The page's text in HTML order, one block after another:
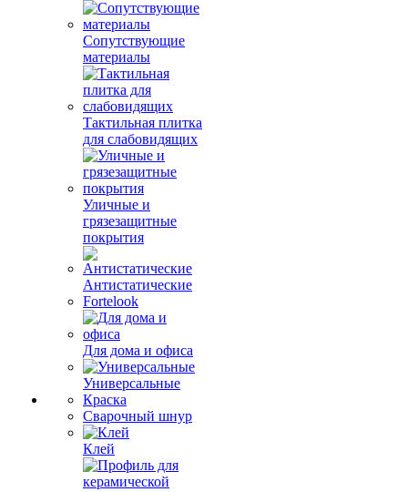
Сопутствующие
материалы
Тактильная плитка
для слабовидящих
Уличные и
грязезащитные
покрытия
Антистатические
Fortelook
Для дома и офиса
Универсальные
Краска
Сварочный шнур
Клей